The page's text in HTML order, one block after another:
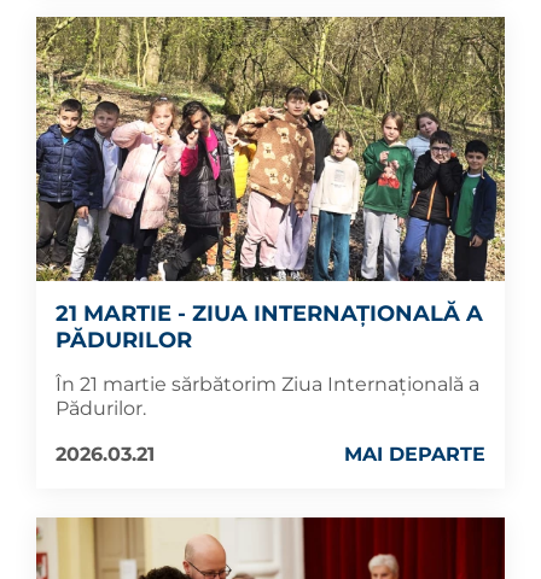
21 MARTIE - ZIUA INTERNAȚIONALĂ A
PĂDURILOR
În 21 martie sărbătorim Ziua Internațională a
Pădurilor.
2026.03.21
MAI DEPARTE